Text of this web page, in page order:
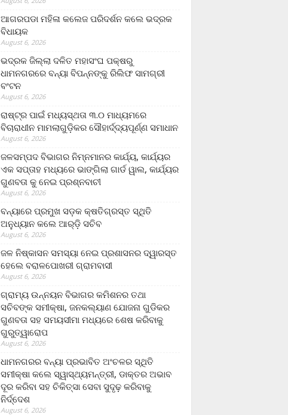
ଆଗରପଡା ମହିଳା କଲେଜ ପରିଦର୍ଶନ କଲେ ଭଦ୍ରକ
ବିଧାୟକ
August 6, 2026
ଭଦ୍ରକ ଜିଲ୍ଲା ଦଳିତ ମହାସଂଘ ପକ୍ଷରୁ
ଧାମନଗରରେ ବନ୍ୟା ବିପନ୍ନଙ୍କୁ ରିଲିଫ ସାମଗ୍ରୀ
ବଂଟନ
August 6, 2026
ରାଷ୍ଟ୍ର ପାଇଁ ମଧ୍ୟସ୍ଥତା ୩.୦ ମାଧ୍ୟମରେ
ବିଚାରାଧୀନ ମାମଲାଗୁଡ଼ିକର ସୌହାର୍ଦ୍ଦ୍ୟପୂର୍ଣ୍ଣ ସମାଧାନ
August 6, 2026
ଜଳସମ୍ପଦ ବିଭାଗର ନିମ୍ନମାନର କାର୍ଯ୍ୟ, କାର୍ଯ୍ୟର
ଏକ ସପ୍ତାହ ମଧ୍ୟରେ ଭାଙ୍ଗିଲା ଗାର୍ଡ ୱାଲ, କାର୍ଯ୍ୟର
ଗୁଣବତା କୁ ନେଇ ପ୍ରଶ୍ନବାଚୀ
August 6, 2026
ବନ୍ୟାରେ ପ୍ରମୁଖ ସଡ଼କ କ୍ଷତିଗ୍ରସ୍ତ ସ୍ଥିତି
ଅନୁଧ୍ୟାନ କଲେ ଆର୍‌ଡ଼ି ସଚିବ
August 6, 2026
ଜଳ ନିଷ୍କାସନ ସମସ୍ୟା ନେଇ ପ୍ରଶାସନର ଦ୍ୱାରସ୍ତ
ହେଲେ ବରାଳପୋଖରୀ ଗ୍ରାମବାସୀ
August 6, 2026
ଗ୍ରାମ୍ୟ ଉନ୍ନୟନ ବିଭାଗର କମିଶନର ତଥା
ସଚିବଙ୍କ ସମୀକ୍ଷା, ଜନକଲ୍ୟାଣ ଯୋଜନା ଗୁଡିକର
ଗୁଣବତା ସହ ସମୟସୀମା ମଧ୍ୟରେ ଶେଷ କରିବାକୁ
ଗୁରୁତ୍ୱାରୋପ
August 6, 2026
ଧାମନଗରର ବନ୍ୟା ପ୍ରଭାବିତ ଅଂଚଳର ସ୍ଥିତି
ସମୀକ୍ଷା କଲେ ସ୍ୱାସ୍ଥ୍ୟମନ୍ତ୍ରୀ, ଡାକ୍ତର ଅଭାବ
ଦୂର କରିବା ସହ ଚିକିତ୍ସା ସେବା ସୁଦୃଢ଼ କରିବାକୁ
ନିର୍ଦ୍ଦେଶ
August 6, 2026